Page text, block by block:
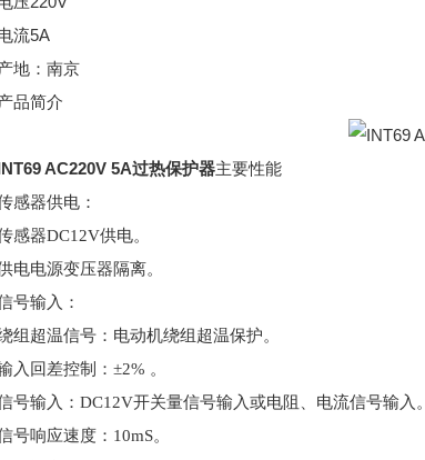
流5A
地：南京
品简介
AC220V 5A过热保护器主要性能
感器供电：
感器DC12V供电。
电电源变压器隔离。
号输入：
组超温信号：电动机绕组超温保护。
入回差控制： ±2% 。
号输入： DC12V开关量信号输入或电阻、电流信号输入。
号响应速度： 10mS。